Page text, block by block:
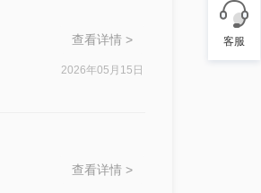
查看详情 >
2026年05月15日
查看详情 >
客服